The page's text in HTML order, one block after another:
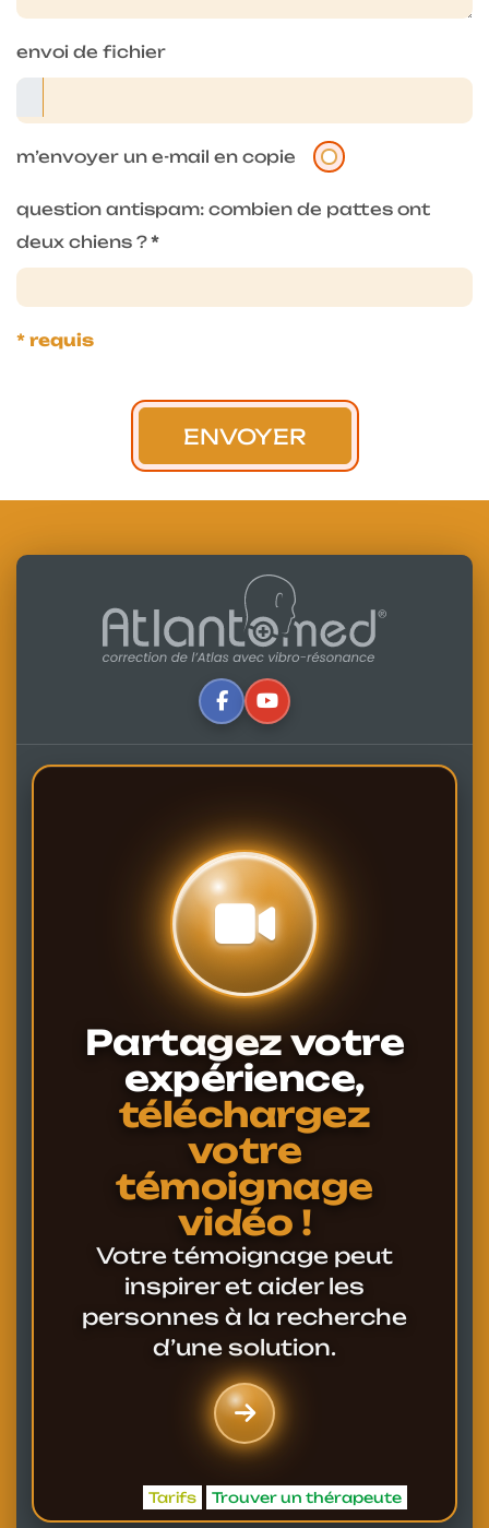
envoi de fichier
m’envoyer un e-mail en copie
question antispam: combien de pattes ont
deux chiens ?*
* requis
ENVOYER
Partagez votre
expérience,
téléchargez
votre
témoignage
vidéo !
Votre témoignage peut
inspirer et aider les
personnes à la recherche
d’une solution.
Tarifs Trouver un thérapeute